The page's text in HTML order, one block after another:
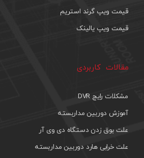
قیمت ویپ گرند استریم
قیمت ویپ یالینک
مقالات کاربردی
مشکلات رایج DVR
آموزش دوربین مداربسته
علت بوق زدن دستگاه دی وی آر
علت خرابی هارد دوربین مداربسته